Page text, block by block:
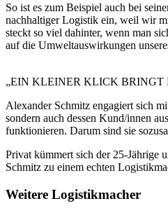
So ist es zum Beispiel auch bei
nachhaltiger Logistik ein, weil wir
steckt so viel dahinter, wenn man
auf die Umweltauswirkungen
„EIN KLEINER KLICK BRINGT
Alexander Schmitz engagiert sich
sondern auch dessen Kund/innen
funktionieren. Darum sind sie
Privat kümmert sich der 25-Jährige
Schmitz zu einem echten
Weitere Logistikmacher